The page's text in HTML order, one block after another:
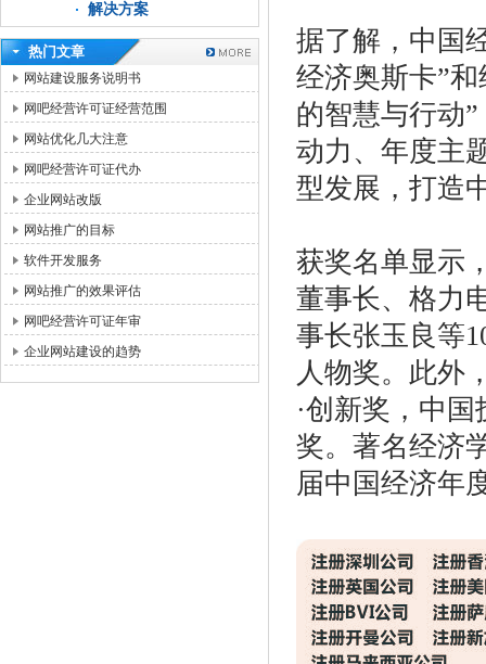
解决方案
热门文章
网站建设服务说明书
网吧经营许可证经营范围
网站优化几大注意
网吧经营许可证代办
企业网站改版
网站推广的目标
软件开发服务
网站推广的效果评估
网吧经营许可证年审
企业网站建设的趋势
据了解，中国
经济奥斯卡”
的智慧与行动
动力、年度主
型发展，打造
获奖名单显示
董事长、格力
事长张玉良等
人物奖。此外
·创新奖，中
奖。著名经济
届中国经济年